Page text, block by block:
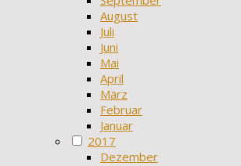
August
Juli
Juni
Mai
April
März
Februar
Januar
2017
Dezember